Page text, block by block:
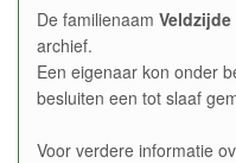
De familienaam Veldzijde
archief.
Een eigenaar kon onder
besluiten een tot slaaf
Voor verdere informatie